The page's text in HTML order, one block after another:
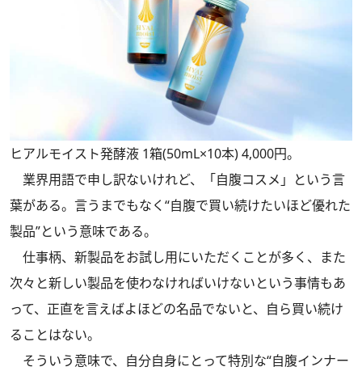
ヒアルモイスト発酵液 1箱(50mL×10本) 4,000円。
業界用語で申し訳ないけれど、「自腹コスメ」という言
葉がある。言うまでもなく“自腹で買い続けたいほど優れた
製品”という意味である。
仕事柄、新製品をお試し用にいただくことが多く、また
次々と新しい製品を使わなければいけないという事情もあ
って、正直を言えばよほどの名品でないと、自ら買い続け
ることはない。
そういう意味で、自分自身にとって特別な“自腹インナー